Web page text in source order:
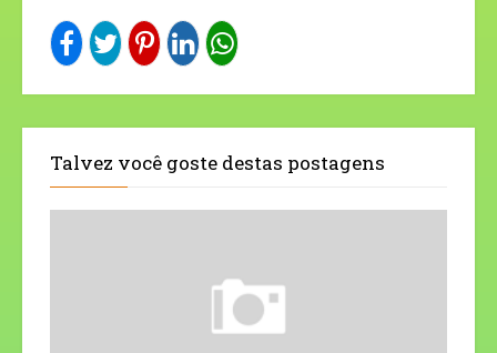
Talvez você goste destas postagens